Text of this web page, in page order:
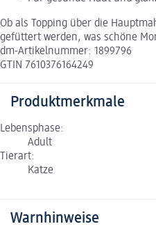
Ob als Topping über die
gefüttert werden, was schöne
dm-Artikelnummer: 1899796
GTIN 7610376164249
Produktmerkmale
Lebensphase:
Adult
Tierart:
Katze
Warnhinweise